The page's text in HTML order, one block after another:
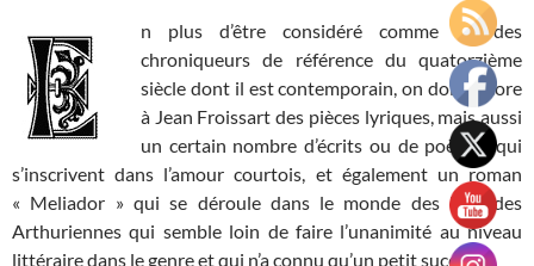
n plus d’être considéré comme un des
chroniqueurs de référence du quatorzième
siècle dont il est contemporain, on doit encore
à Jean Froissart des pièces lyriques, mais aussi
un certain nombre d’écrits ou de poèmes qui
s’inscrivent dans l’amour courtois, et également un roman
« Meliador » qui se déroule dans le monde des légendes
Arthuriennes qui semble loin de faire l’unanimité au niveau
littéraire dans le genre et qui n’a connu qu’un petit succès.